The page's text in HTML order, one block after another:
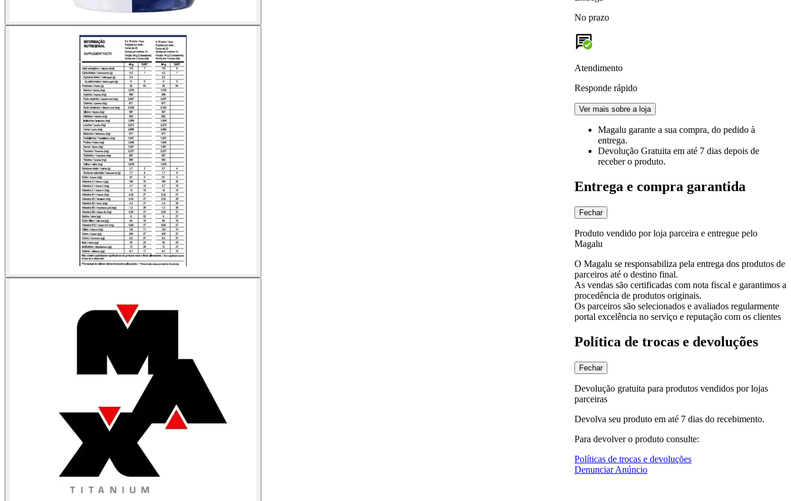
No prazo
Atendimento
Responde rápido
Ver mais sobre a loja
Magalu garante a sua compra, do pedido à
entrega.
Devolução Gratuita em até 7 dias depois de
receber o produto.
Entrega e compra garantida
Fechar
Produto vendido por loja parceira e entregue pelo
Magalu
O Magalu se responsabiliza pela entrega dos produtos de
parceiros até o destino final.
As vendas são certificadas com nota fiscal e garantimos a
procedência de produtos originais.
Os parceiros são selecionados e avaliados regularmente
portal excelência no serviço e reputação com os clientes
Política de trocas e devoluções
Fechar
Devolução gratuita para produtos vendidos por lojas
parceiras
Devolva seu produto em até 7 dias do recebimento.
Para devolver o produto consulte:
Políticas de trocas e devoluções
Denunciar Anúncio